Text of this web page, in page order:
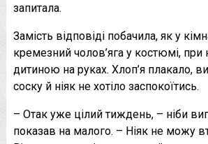
запитала.
Замість відповіді побачила, як у
кремезний чолов’яга у костюмі, при
дитиною на руках. Хлоп’я плакало,
соску й ніяк не хотіло заспокоїтись.
– Отак уже цілий тиждень, – ніби
показав на малого. – Ніяк не можу